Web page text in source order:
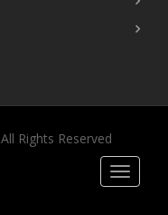
All Rights Reserved
Toggle